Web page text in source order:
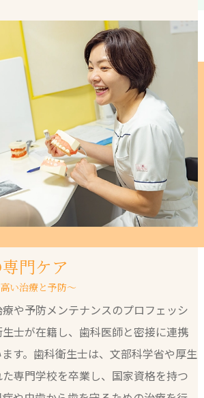
門ケア
い治療と予防～
や予防メンテナンスのプロフェッシ
士が在籍し、歯科医師と密接に連携
す。歯科衛生士は、文部科学省や厚生
専門学校を卒業し、国家資格を持つ